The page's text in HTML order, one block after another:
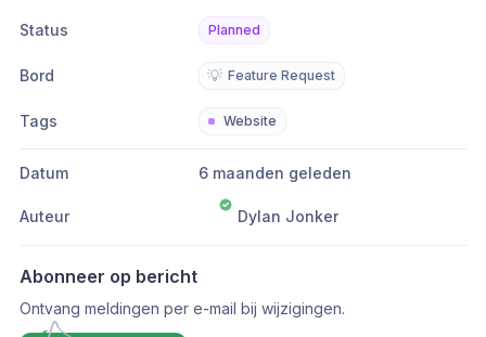
Status Planned
Bord 💡 Feature Request
Tags Website
Datum 6 maanden geleden
Auteur Dylan Jonker
Abonneer op bericht
Ontvang meldingen per e-mail bij wijzigingen.